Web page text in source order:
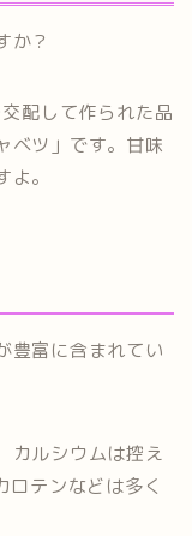
か？
配して作られた品
ベツ」です。甘味
。
豊富に含まれてい
カルシウムは控え
ロテンなどは多く